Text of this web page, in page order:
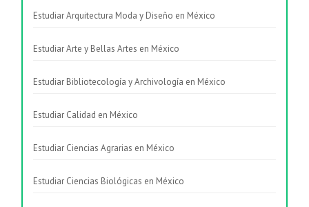
Estudiar Arquitectura Moda y Diseño en México
Estudiar Arte y Bellas Artes en México
Estudiar Bibliotecología y Archivología en México
Estudiar Calidad en México
Estudiar Ciencias Agrarias en México
Estudiar Ciencias Biológicas en México